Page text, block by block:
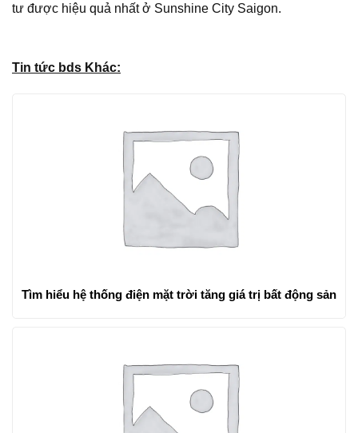
tư được hiệu quả nhất ở Sunshine City Saigon.
Tin tức bds Khác:
Tìm hiểu hệ thống điện mặt trời tăng giá trị bất động sản